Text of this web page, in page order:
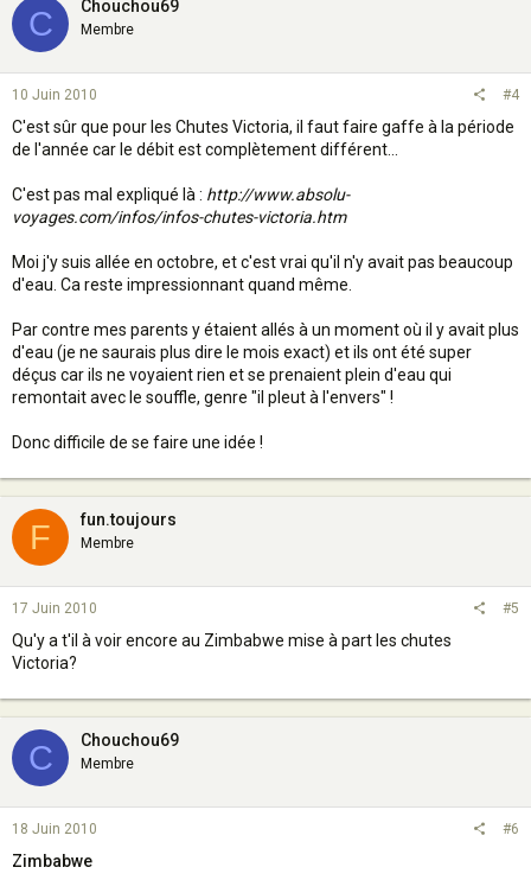
C Chouchou69
Membre
10 Juin 2010 #4
C'est sûr que pour les Chutes Victoria, il faut faire gaffe à la période
de l'année car le débit est complètement différent...
C'est pas mal expliqué là : http://www.absolu-
voyages.com/infos/infos-chutes-victoria.htm
Moi j'y suis allée en octobre, et c'est vrai qu'il n'y avait pas beaucoup
d'eau. Ca reste impressionnant quand même.
Par contre mes parents y étaient allés à un moment où il y avait plus
d'eau (je ne saurais plus dire le mois exact) et ils ont été super
déçus car ils ne voyaient rien et se prenaient plein d'eau qui
remontait avec le souffle, genre "il pleut à l'envers" !
Donc difficile de se faire une idée !
F fun.toujours
Membre
17 Juin 2010 #5
Qu'y a t'il à voir encore au Zimbabwe mise à part les chutes
Victoria?
C Chouchou69
Membre
18 Juin 2010 #6
Zimbabwe